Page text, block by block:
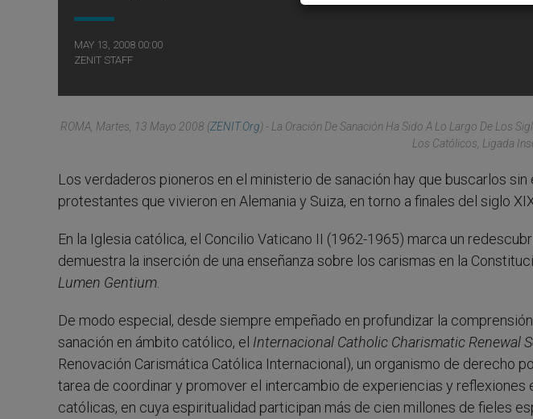
MAY 13, 2008 00:00
ZENIT STAFF
ROMA, Martes, 13 Mayo 2008 (ZENIT.org).- La Oración De Sanación Ha Sido A Lo Largo De Los
Los Católicos, Ligada
Los verdaderos pioneros en el ministerio de sanación hay que buscarlos
protestantes que vivieron en Alemania y Suiza, en torno a finales del siglo
En la Iglesia católica, el Concilio Vaticano II (1962-1965) marca un
demuestra la inserción de una enseñanza sobre los carismas en la
Lumen Gentium
De modo especial, desde siempre empeñado en profundizar la
sanación en ámbito católico, el Internacional Catholic Charismatic Renewal
Renovación Carismática Católica Internacional), un organismo de derecho
tarea de coordinar y promover el intercambio de experiencias y
católicas, en cuya espiritualidad participan más de cien millones de fieles